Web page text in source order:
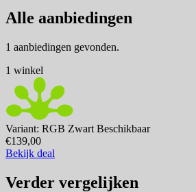
Alle aanbiedingen
1 aanbiedingen gevonden.
1 winkel
Variant: RGB Zwart Beschikbaar
€139,00
Bekijk deal
Verder vergelijken